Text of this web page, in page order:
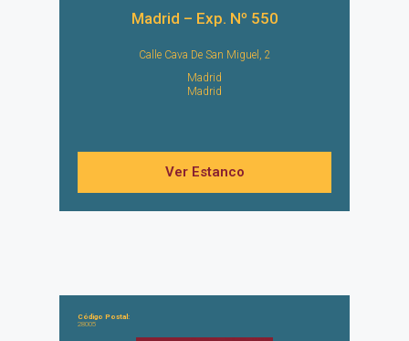
Madrid – Exp. Nº 550
Calle Cava De San Miguel, 2
Madrid
Madrid
Ver Estanco
Código Postal:
28005